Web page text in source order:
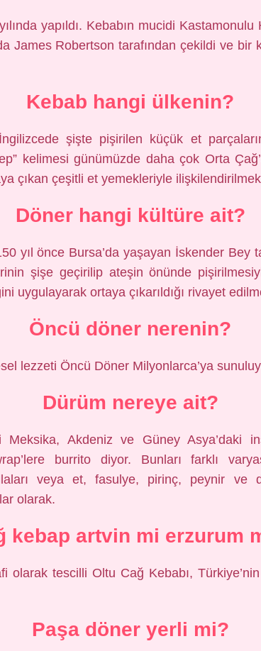
yapıldı. Kebabın mucidi Kastamonulu
James Robertson tarafından çekildi ve bir
Kebab hangi ülkenin?
şişte pişirilen küçük et
kelimesi günümüzde daha çok Orta
çıkan çeşitli et yemekleriyle
Döner hangi kültüre ait?
yıl önce Bursa’da yaşayan İskender Bey
şişe geçirilip ateşin önünde
uygulayarak ortaya çıkarıldığı rivayet
Öncü döner nerenin?
lezzeti Öncü Döner Milyonlarca’ya
Dürüm nereye ait?
Meksika, Akdeniz ve Güney Asya’daki
burrito diyor. Bunları farklı
veya et, fasulye, pirinç, peynir ve
olarak.
kebap artvin mi erzurum
olarak tescilli Oltu Cağ Kebabı,
Paşa döner yerli mi?